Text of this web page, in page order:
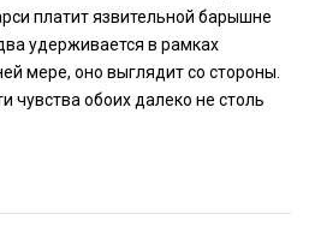
платит язвительной барышне
удерживается в рамках
мере, оно выглядит со стороны.
чувства обоих далеко не столь